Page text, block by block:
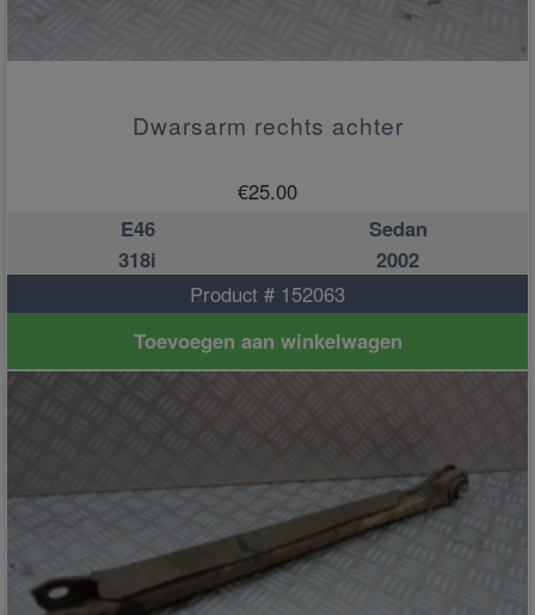
Dwarsarm rechts achter
€25.00
E46
Sedan
318i
2002
Product # 152063
Toevoegen aan winkelwagen